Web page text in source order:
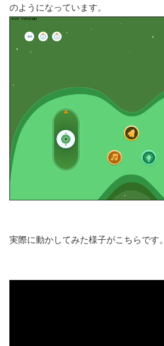
のようになっています。
実際に動かしてみた様子がこちらです。